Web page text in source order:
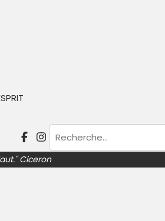
Ciceron
Asperger. Par la suite, il est
fait connaître en 2019 en
champions du jeu. Il est l’auteur de